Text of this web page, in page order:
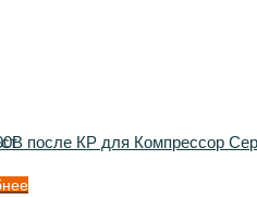
после КР для Компрессор